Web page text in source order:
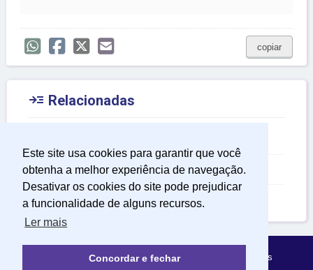
Este site usa cookies para garantir que você
obtenha a melhor experiência de navegação.
Desativar os cookies do site pode prejudicar
a funcionalidade de alguns recursos.
Ler mais
Concordar e fechar
copiar
 Relacionadas
Frases Realidade
Frases Sobre Sonho
Política de Privacidade Sobre Mensagens Mágicas